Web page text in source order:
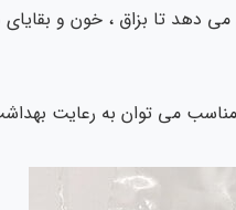
تا بزاق ، خون و بقایای
می توان به رعایت بهداشت